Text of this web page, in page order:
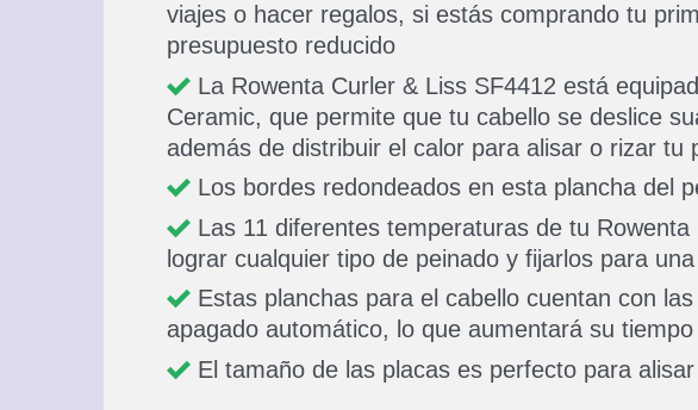
viajes o hacer regalos, si estás comprando tu
presupuesto reducido
La Rowenta Curler & Liss SF4412 está
Ceramic, que permite que tu cabello se deslice
además de distribuir el calor para alisar o rizar tu
Los bordes redondeados en esta plancha del
Las 11 diferentes temperaturas de tu
lograr cualquier tipo de peinado y fijarlos para
Estas planchas para el cabello cuentan con
apagado automático, lo que aumentará su tiempo
El tamaño de las placas es perfecto para